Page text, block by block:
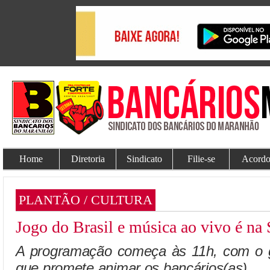
Home Diretoria Sindicato Filie-se
PLANTÃO / CULTURA
Jogo do Brasil e música ao vivo é na
A programação começa às 11h, com o